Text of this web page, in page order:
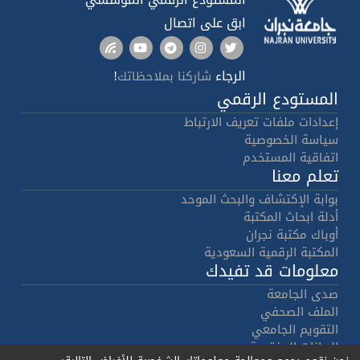
ابق على اتصال
الرجاء شاركنا بملاحظاتك!
المستودع الرقمي
إعدادات ملفات تعريف الارتباط
سياسة الخصوصية
اتفاقية المستخدم
تعلم معنا
بوابة الإكتشاف والبحث الموحد
أدلة ابحاث المكتبة
أوباك مكتبة نجران
المكتبة الرقمية السعودية
معلومات قد تفيدك
صدى الجامعة
الملف الصحفي
التقويم الجامعي
البيانات المفتوحة